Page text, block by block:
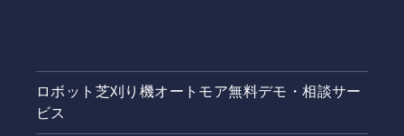
ロボット芝刈り機オートモア無料デモ・相談サー
ビス